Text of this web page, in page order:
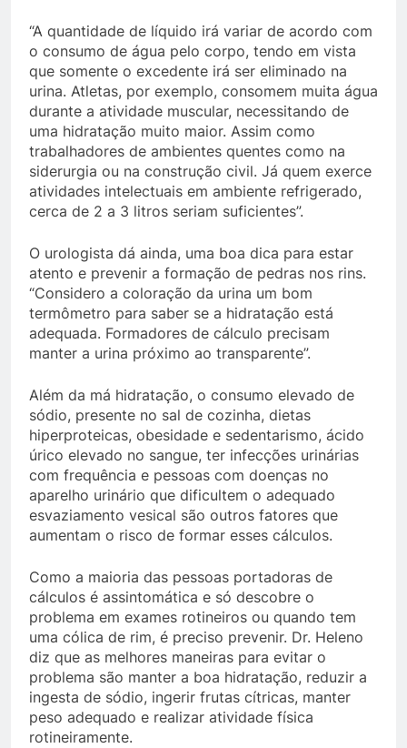
“A quantidade de líquido irá variar de acordo com
o consumo de água pelo corpo, tendo em vista
que somente o excedente irá ser eliminado na
urina. Atletas, por exemplo, consomem muita água
durante a atividade muscular, necessitando de
uma hidratação muito maior. Assim como
trabalhadores de ambientes quentes como na
siderurgia ou na construção civil. Já quem exerce
atividades intelectuais em ambiente refrigerado,
cerca de 2 a 3 litros seriam suficientes”.
O urologista dá ainda, uma boa dica para estar
atento e prevenir a formação de pedras nos rins.
“Considero a coloração da urina um bom
termômetro para saber se a hidratação está
adequada. Formadores de cálculo precisam
manter a urina próximo ao transparente”.
Além da má hidratação, o consumo elevado de
sódio, presente no sal de cozinha, dietas
hiperproteicas, obesidade e sedentarismo, ácido
úrico elevado no sangue, ter infecções urinárias
com frequência e pessoas com doenças no
aparelho urinário que dificultem o adequado
esvaziamento vesical são outros fatores que
aumentam o risco de formar esses cálculos.
Como a maioria das pessoas portadoras de
cálculos é assintomática e só descobre o
problema em exames rotineiros ou quando tem
uma cólica de rim, é preciso prevenir. Dr. Heleno
diz que as melhores maneiras para evitar o
problema são manter a boa hidratação, reduzir a
ingesta de sódio, ingerir frutas cítricas, manter
peso adequado e realizar atividade física
rotineiramente.